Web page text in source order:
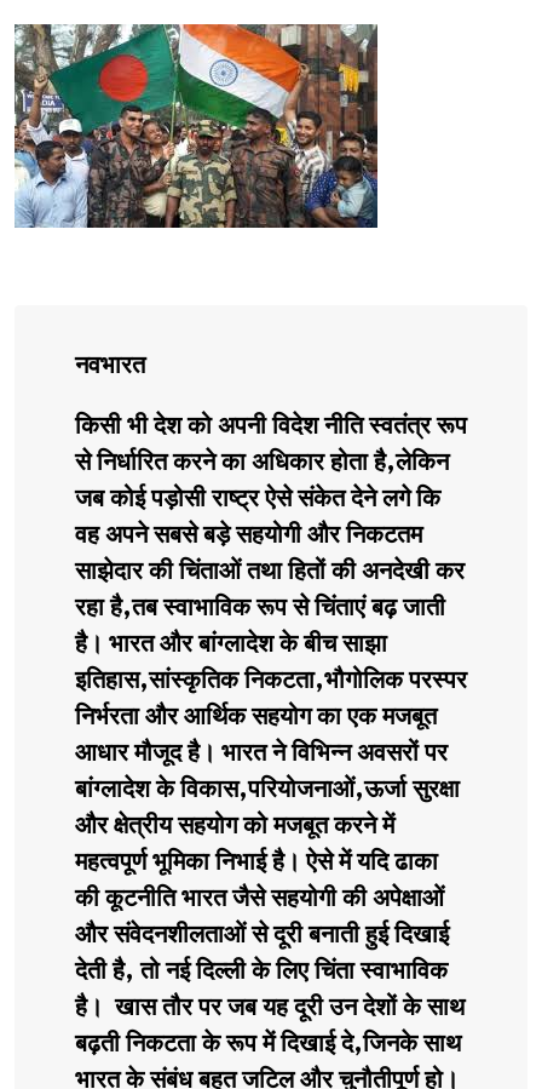
नवभारत
किसी भी देश को अपनी विदेश नीति स्वतंत्र रूप
से निर्धारित करने का अधिकार होता है,लेकिन
जब कोई पड़ोसी राष्ट्र ऐसे संकेत देने लगे कि
वह अपने सबसे बड़े सहयोगी और निकटतम
साझेदार की चिंताओं तथा हितों की अनदेखी कर
रहा है,तब स्वाभाविक रूप से चिंताएं बढ़ जाती
है। भारत और बांग्लादेश के बीच साझा
इतिहास,सांस्कृतिक निकटता,भौगोलिक परस्पर
निर्भरता और आर्थिक सहयोग का एक मजबूत
आधार मौजूद है। भारत ने विभिन्न अवसरों पर
बांग्लादेश के विकास,परियोजनाओं,ऊर्जा सुरक्षा
और क्षेत्रीय सहयोग को मजबूत करने में
महत्वपूर्ण भूमिका निभाई है। ऐसे में यदि ढाका
की कूटनीति भारत जैसे सहयोगी की अपेक्षाओं
और संवेदनशीलताओं से दूरी बनाती हुई दिखाई
देती है, तो नई दिल्ली के लिए चिंता स्वाभाविक
है। खास तौर पर जब यह दूरी उन देशों के साथ
बढ़ती निकटता के रूप में दिखाई दे,जिनके साथ
भारत के संबंध बहुत जटिल और चुनौतीपूर्ण हो।